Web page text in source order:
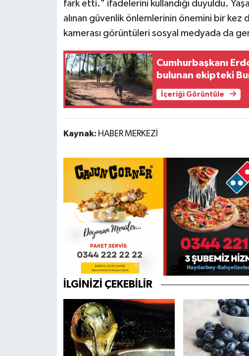
fark etti." ifadelerini kullandığı duyuldu.
alınan güvenlik önlemlerinin önemini bir
kamerası görüntüleri sosyal medyada da
Cumhurbaşkanı
bulunan ekipteki
İçeriği Görüntüle
Kaynak: HABER MERKEZİ